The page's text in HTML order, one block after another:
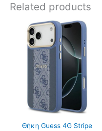
Related products
Θήκη Guess 4G Stripe